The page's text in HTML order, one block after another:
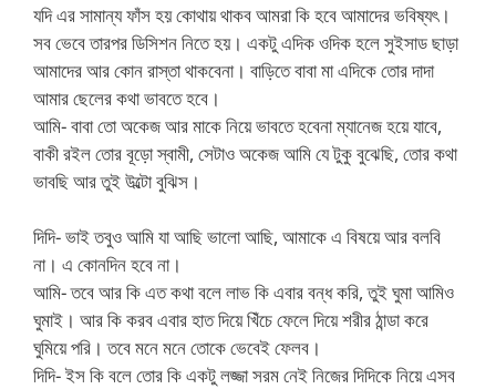
যদি এর সামান্য ফাঁস হয় কোথায় থাকব আমরা কি হবে আমাদের ভবিষ্যৎ।
সব ভেবে তারপর ডিসিশন নিতে হয়। একটু এদিক ওদিক হলে সুইসাড ছাড়া
আমাদের আর কোন রাস্তা থাকবেনা। বাড়িতে বাবা মা এদিকে তোর দাদা
আমার ছেলের কথা ভাবতে হবে।
আমি- বাবা তো অকেজ আর মাকে নিয়ে ভাবতে হবেনা ম্যানেজ হয়ে যাবে,
বাকী রইল তোর বূড়ো স্বামী, সেটাও অকেজ আমি যে টুকু বুঝেছি, তোর কথা
ভাবছি আর তুই উল্টো বুঝিস।
দিদি- ভাই তবুও আমি যা আছি ভালো আছি, আমাকে এ বিষয়ে আর বলবি
না। এ কোনদিন হবে না।
আমি- তবে আর কি এত কথা বলে লাভ কি এবার বন্ধ করি, তুই ঘুমা আমিও
ঘুমাই। আর কি করব এবার হাত দিয়ে খিঁচে ফেলে দিয়ে শরীর ঠান্ডা করে
ঘুমিয়ে পরি। তবে মনে মনে তোকে ভেবেই ফেলব।
দিদি- ইস কি বলে তোর কি একটু লজ্জা সরম নেই নিজের দিদিকে নিয়ে এসব